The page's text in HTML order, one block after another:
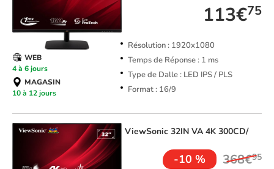
113€75
Résolution : 1920x1080
Temps de Réponse : 1 ms
Type de Dalle : LED IPS / PLS
Format : 16/9
WEB
4 à 6 jours
MAGASIN
10 à 12 jours
ViewSonic 32IN VA 4K 300CD/
-10 % 368€95